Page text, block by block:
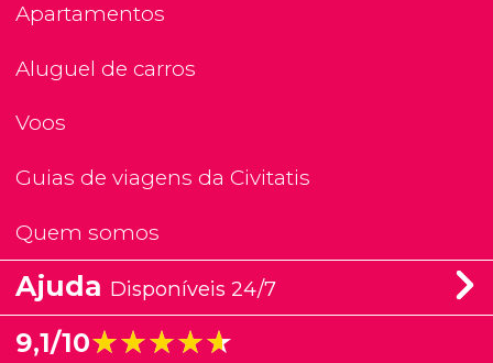
Apartamentos
Aluguel de carros
Voos
Guias de viagens da Civitatis
Quem somos
Ajuda Disponíveis 24/7
9,1/10★★★★★
★★★★★